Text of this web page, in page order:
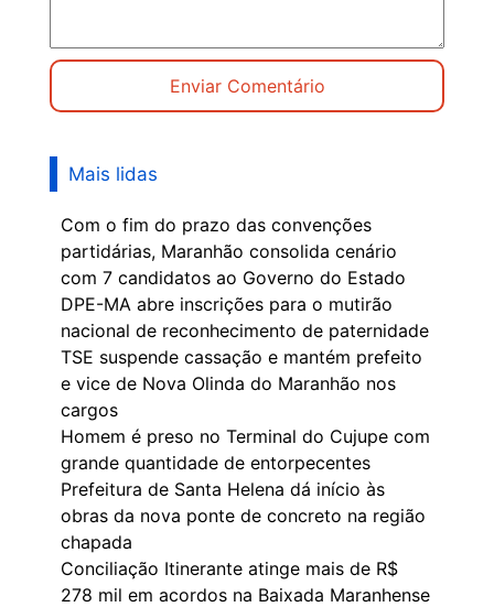
Mais lidas
Com o fim do prazo das convenções
partidárias, Maranhão consolida cenário
com 7 candidatos ao Governo do Estado
DPE-MA abre inscrições para o mutirão
nacional de reconhecimento de paternidade
TSE suspende cassação e mantém prefeito
e vice de Nova Olinda do Maranhão nos
cargos
Homem é preso no Terminal do Cujupe com
grande quantidade de entorpecentes
Prefeitura de Santa Helena dá início às
obras da nova ponte de concreto na região
chapada
Conciliação Itinerante atinge mais de R$
278 mil em acordos na Baixada Maranhense